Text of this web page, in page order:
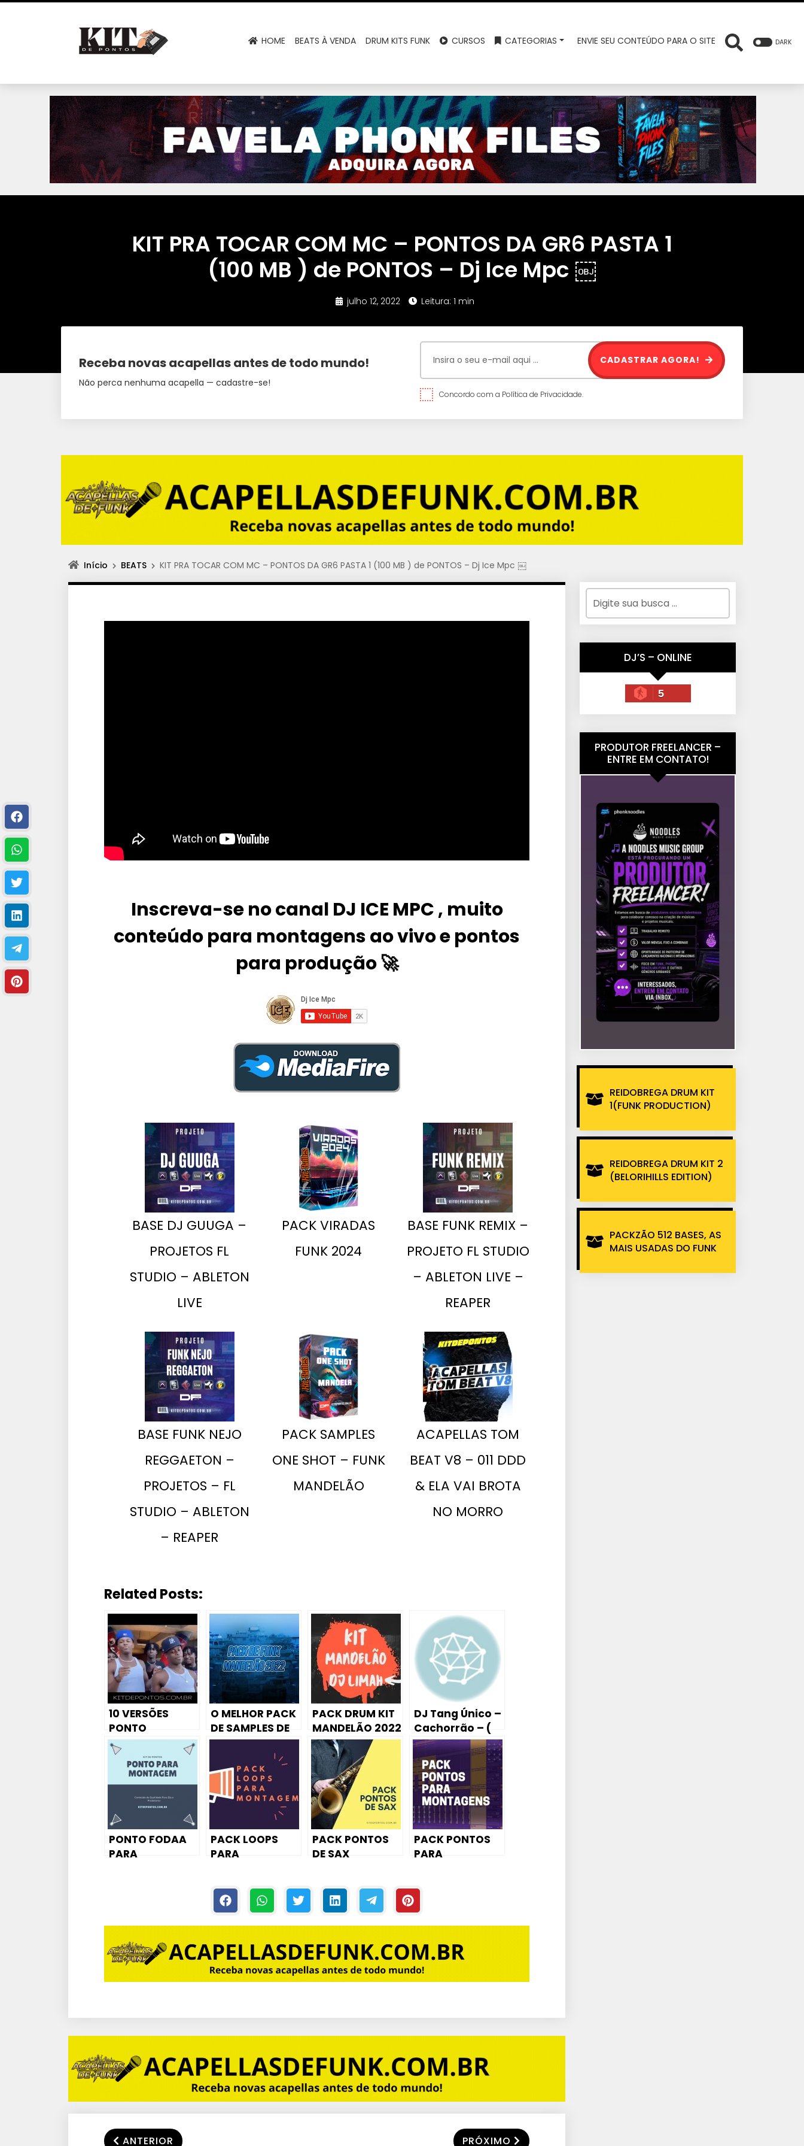
HOME BEATS À VENDA DRUM KITS FUNK CURSOS CATEGORIAS ENVIE SEU CONTEÚDO PARA O SITE DARK
KIT PRA TOCAR COM MC – PONTOS DA GR6 PASTA 1
(100 MB ) de PONTOS – Dj Ice Mpc ￼
julho 12, 2022 Leitura: 1 min
Receba novas acapellas antes de todo mundo!
Não perca nenhuma acapella — cadastre-se!
Concordo com a Política de Privacidade.
CADASTRAR AGORA!
Início BEATS KIT PRA TOCAR COM MC – PONTOS DA GR6 PASTA 1 (100 MB ) de PONTOS – Dj Ice Mpc ￼
Inscreva-se no canal DJ ICE MPC , muito
conteúdo para montagens ao vivo e pontos
para produção 🚀
BASE DJ GUUGA –
PROJETOS FL
STUDIO – ABLETON
LIVE
PACK VIRADAS
FUNK 2024
BASE FUNK REMIX –
PROJETO FL STUDIO
– ABLETON LIVE –
REAPER
BASE FUNK NEJO
REGGAETON –
PROJETOS – FL
STUDIO – ABLETON
– REAPER
PACK SAMPLES
ONE SHOT – FUNK
MANDELÃO
ACAPELLAS TOM
BEAT V8 – 011 DDD
& ELA VAI BROTA
NO MORRO
Related Posts:
10 VERSÕES
PONTO
DANCINHA TIK
TOK
O MELHOR PACK
DE SAMPLES DE
FUNK
MANDELÃO 2022
EM ALTA
QUALIDADE –
DOWNLOAD
PACK DRUM KIT
MANDELÃO 2022
– DJ LIMAH 💣🔥
DJ Tang Único –
Cachorrão – (
Montagem Ao
Vivo na MPC
Studio )
PONTO FODAA
PARA
PACK LOOPS
PARA
DJNANNOOFICIA
L
PACK PONTOS
DE SAX
PACK PONTOS
PARA
ANTERIOR PRÓXIMO
DJ’S – ONLINE
5
PRODUTOR FREELANCER –
ENTRE EM CONTATO!
REIDOBREGA DRUM KIT
1(FUNK PRODUCTION)
REIDOBREGA DRUM KIT 2
(BELORIHILLS EDITION)
PACKZÃO 512 BASES, AS
MAIS USADAS DO FUNK